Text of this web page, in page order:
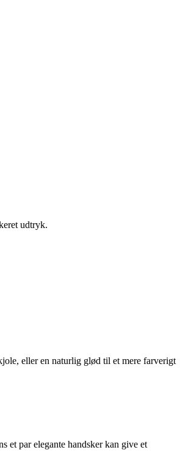
udtryk.
eller en naturlig glød til et mere farverigt
et par elegante handsker kan give et